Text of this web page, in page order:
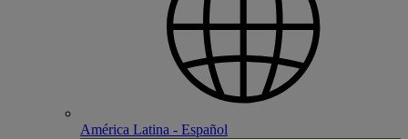
América Latina - Español